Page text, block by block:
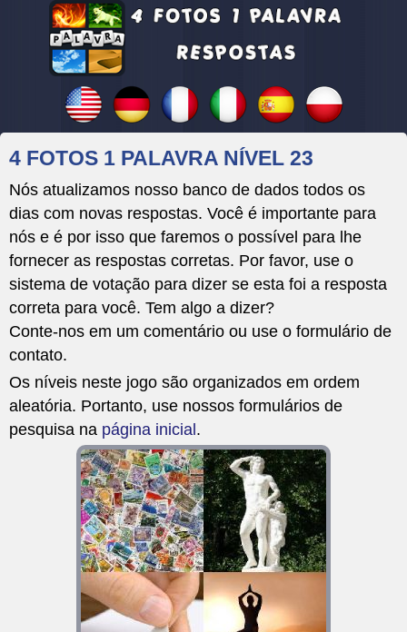
4 FOTOS 1 PALAVRA NÍVEL 23
Nós atualizamos nosso banco de dados todos os
dias com novas respostas. Você é importante para
nós e é por isso que faremos o possível para lhe
fornecer as respostas corretas. Por favor, use o
sistema de votação para dizer se esta foi a resposta
correta para você. Tem algo a dizer?
Conte-nos em um comentário ou use o formulário de
contato.
Os níveis neste jogo são organizados em ordem
aleatória. Portanto, use nossos formulários de
pesquisa na página inicial.